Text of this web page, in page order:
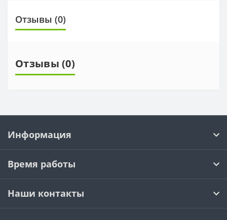
Отзывы (0)
Отзывы (0)
Информация
Время работы
Наши контакты